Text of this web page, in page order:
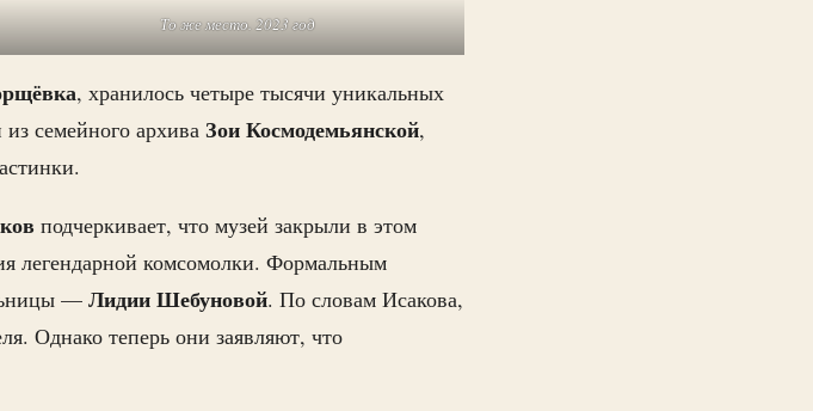
То же место. 2023 год
, хранилось четыре тысячи уникальных
семейного архива Зои Космодемьянской,
подчеркивает, что музей закрыли в этом
легендарной комсомолки. Формальным
— Лидии Шебуновой. По словам Исакова,
Однако теперь они заявляют, что